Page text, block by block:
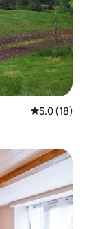
Calificación
5.0 (18)